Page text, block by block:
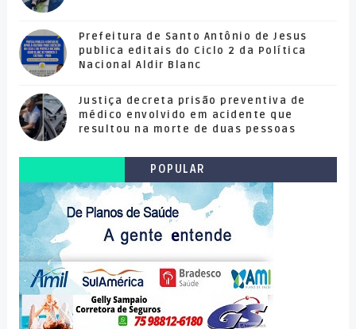
Prefeitura de Santo Antônio de Jesus
publica editais do Ciclo 2 da Política
Nacional Aldir Blanc
Justiça decreta prisão preventiva de
médico envolvido em acidente que
resultou na morte de duas pessoas
POPULAR